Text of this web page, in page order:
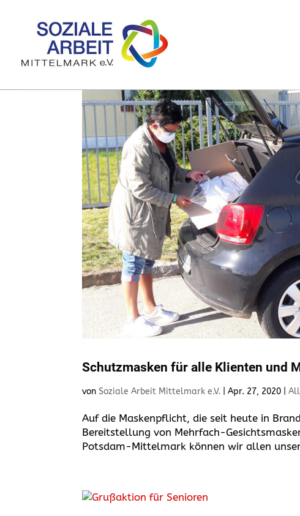
Schutzmasken für alle Klienten und
vonSoziale Arbeit Mittelmark e.V. |Apr. 27, 2020 |
Auf die Maskenpflicht, die seit heute in
Bereitstellung von Mehrfach-
Potsdam-Mittelmark können wir allen